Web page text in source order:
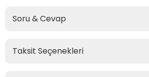
Soru & Cevap
Taksit Seçenekleri